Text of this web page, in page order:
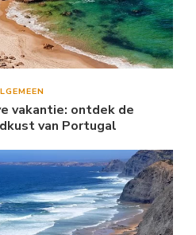
vakantie: ontdek de
van Portugal